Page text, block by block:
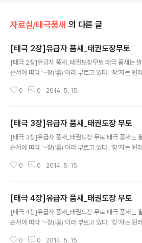
자료실/태극품새 의 다른 글
[태극 2장]유급자 품새_태권도장무토
[태극 2장]유급자 품새_태권도장무토 태극 품새는
순서에 따라 '~장(場)'이라 부르고 있다. '장'자는 원
한 것이었으나 '흙 토(土)가 의미요소로 쓰였고, 볕 양
장에 이르는 팔괘의 의미는 태극 품새의 내용이 되고
품새 '태극' [Poomsae Taegeuk] (태권도 용어정
전, 2011.3.1, 태권도문화연구소) 태극 2장 : 팔괘의
고 겉으로는 부드럽다는 뜻이다. 유연과 절도 있는 동
0 0 2014. 5. 15.
[태극 3장]유급자 품새_태권도장 무토
[태극 3장]유급자 품새_태권도장 무토 태극 품새는
순서에 따라 '~장(場)'이라 부르고 있다. '장'자는 원
한 것이었으나 '흙 토(土)가 의미요소로 쓰였고, 볕 양
장에 이르는 팔괘의 의미는 태극 품새의 내용이 되고
태극 3장 : 팔괘의 이(離)를 의미하며, 이는 불을 나
불은 뜨겁고 밝음을 지닌다. 태권도 품새 수련을 통한
0 0 2014. 5. 15.
[태극 4장]유급자 품새_태권도장 무토
[태극 4장]유급자 품새_태권도장 무토 태극 품새는
순서에 따라 '~장(場)'이라 부르고 있다. '장'자는 원
0 0 2014. 5. 15.